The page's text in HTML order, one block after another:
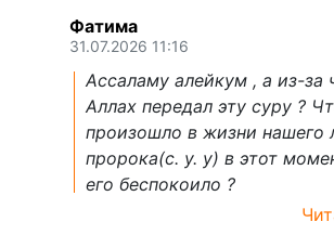
Фатима
31.07.2026 11:16
Ассаламу алейкум , а из-за
Аллах передал эту суру ?
произошло в жизни нашего
пророка(с. у. у) в этот
его беспокоило ?